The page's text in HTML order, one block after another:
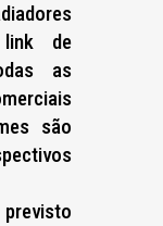
de
as
são